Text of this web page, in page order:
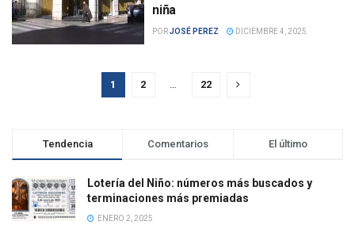
niña
PORJOSÉ PEREZ DICIEMBRE 4, 2025
1 2 22
Tendencia Comentarios El último
Lotería del Niño: números más buscados y
terminaciones más premiadas
ENERO 2, 2025